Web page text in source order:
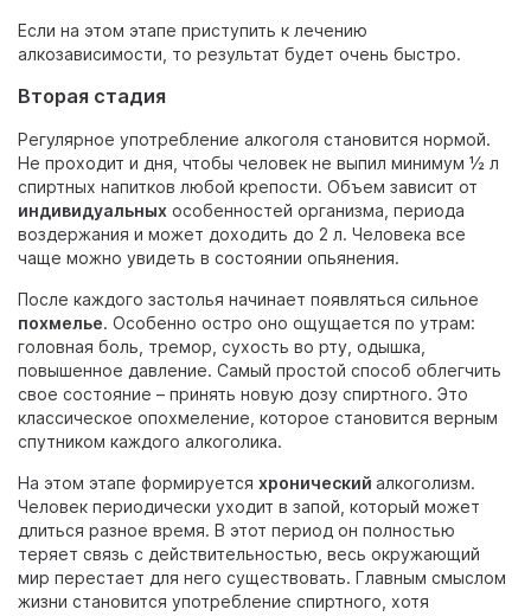
Если на этом этапе приступить к лечению
алкозависимости, то результат будет очень быстро.
Вторая стадия
Регулярное употребление алкоголя становится нормой.
Не проходит и дня, чтобы человек не выпил минимум ½ л
спиртных напитков любой крепости. Объем зависит от
индивидуальных особенностей организма, периода
воздержания и может доходить до 2 л. Человека все
чаще можно увидеть в состоянии опьянения.
После каждого застолья начинает появляться сильное
похмелье. Особенно остро оно ощущается по утрам:
головная боль, тремор, сухость во рту, одышка,
повышенное давление. Самый простой способ облегчить
свое состояние – принять новую дозу спиртного. Это
классическое опохмеление, которое становится верным
спутником каждого алкоголика.
На этом этапе формируется хронический алкоголизм.
Человек периодически уходит в запой, который может
длиться разное время. В этот период он полностью
теряет связь с действительностью, весь окружающий
мир перестает для него существовать. Главным смыслом
жизни становится употребление спиртного, хотя